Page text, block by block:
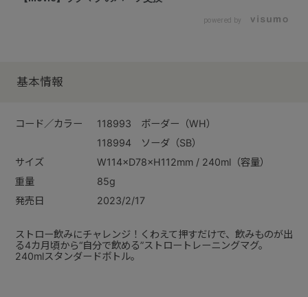
powered by
基本情報
コード／カラー
118993 ボーダー（WH）
118994 ソーダ（SB）
サイズ
W114×D78×H112mm / 240ml（容量）
重量
85g
発売日
2023/2/17
ストロー飲みにチャレンジ！くわえて押すだけで、飲みものが出
る4カ月頃から“自分で飲める”ストロートレーニングマグ。
240mlスタンダードボトル。